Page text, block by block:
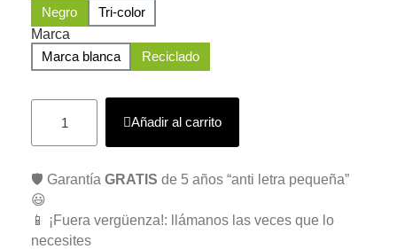
Negro
Tri-color
Marca
Marca blanca
Reciclado
Añadir al carrito
🛡️ Garantía GRATIS de 5 años “anti letra pequeña”
😃
📱 ¡Fuera vergüenza!: llámanos las veces que lo
necesites